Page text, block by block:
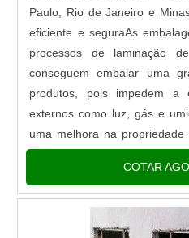
Paulo, Rio de Janeiro e
eficiente e seguraAs
processos de laminação
conseguem embalar uma
produtos, pois impedem a
externos como luz, gás e
uma melhora na propriedade
barreira.O processo que
laminação com alumínio
COTAR